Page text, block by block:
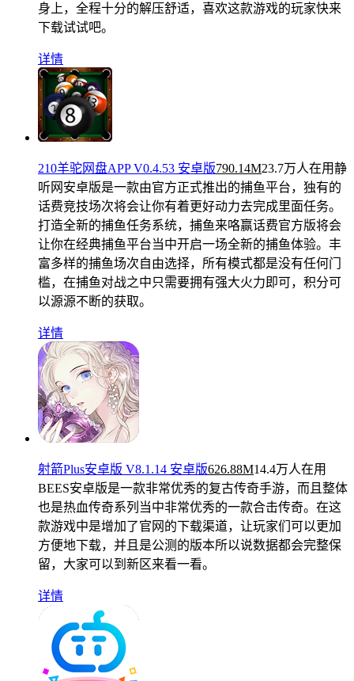
身上，全程十分的解压舒适，喜欢这款游戏的玩家快来
下载试试吧。
详情
210羊驼网盘APP V0.4.53 安卓版790.14M23.7万人在用静
听网安卓版是一款由官方正式推出的捕鱼平台，独有的
话费竞技场次将会让你有着更好动力去完成里面任务。
打造全新的捕鱼任务系统，捕鱼来咯赢话费官方版将会
让你在经典捕鱼平台当中开启一场全新的捕鱼体验。丰
富多样的捕鱼场次自由选择，所有模式都是没有任何门
槛，在捕鱼对战之中只需要拥有强大火力即可，积分可
以源源不断的获取。
详情
射箭Plus安卓版 V8.1.14 安卓版626.88M14.4万人在用
BEES安卓版是一款非常优秀的复古传奇手游，而且整体
也是热血传奇系列当中非常优秀的一款合击传奇。在这
款游戏中是增加了官网的下载渠道，让玩家们可以更加
方便地下载，并且是公测的版本所以说数据都会完整保
留，大家可以到新区来看一看。
详情